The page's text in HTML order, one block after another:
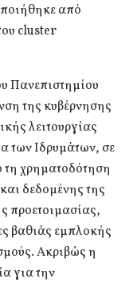
από
cluster
Πανεπιστημίου
της κυβέρνησης
λειτουργίας
των Ιδρυμάτων, σε
τη χρηματοδότηση
δεδομένης της
προετοιμασίας,
βαθιάς εμπλοκής
Ακριβώς η
για την